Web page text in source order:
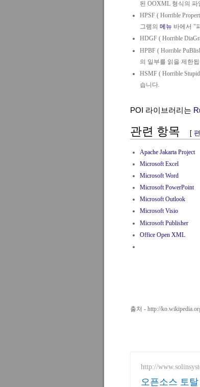
된 OOXML 형식의 파
HPSF (Horrible
그램의메뉴 바에서 "
HDGF (Horrible
HPBF (Horrible
의 일부를 읽을 제한됩
HSMF (Horrible
습니다.
POI 라이브러리는
관련 항목 [
Apache Jakarta Project
Microsoft Excel
Microsoft Word
Microsoft PowerPoint
Microsoft Outlook
Microsoft Visio
Microsoft Publisher
Office Open XML
출처 - http://
http://
오픈소스 토